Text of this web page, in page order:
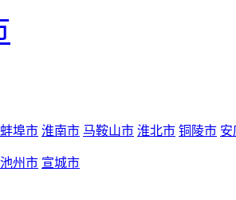
蚌埠市 淮南市 马鞍山市 淮北市 铜陵市 安
池州市 宣城市